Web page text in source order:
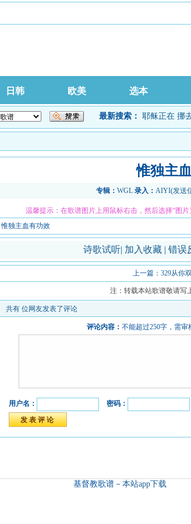
日韩 欧美 选本
最新搜索： 耶稣正在 挪
惟独主
专辑： WGL 录入： AIYI(发送
温馨提示：在歌谱图片上用鼠标右击，然后选择“图片
惟独主血有功效
诗歌试听| 加入收藏 | 错误
上一篇： 329从你
注：转载本站歌谱敬请写
共有 位网友发表了评论
评论内容： 不能超过250字，需审
用户名： 密码：
基督教歌谱－ 本站app下载